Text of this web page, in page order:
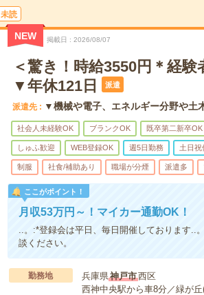
未読
NEW 掲載日 2026/08/07
＜驚き！時給3550円＊経
▼年休121日
派遣
派遣先 ▼機械や電子、エネルギー分野や土
社会人未経験OK ブランクOK 既卒第二新卒OK
しゅふ歓迎 WEB登録OK 週5日勤務 土日祝
制服 社食/補助あり 職場が分煙 派遣多
ここがポイント！
月収53万円～！マイカー通勤OK！
..。:*登録会は平日、毎日開催しております..
談ください。
勤務地 兵庫県神戸市西区
西神中央駅から車8分／緑が